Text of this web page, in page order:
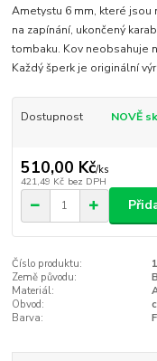
Ametystu 6 mm, které jsou
na zapínání, ukončený
tombaku. Kov neobsahuje
Každý šperk je originální
Dostupnost NOVĚ
510,00 Kč/ks
421,49 Kč bez DPH
Číslo produktu:
Země původu:
Materiál:
Obvod:
Barva: